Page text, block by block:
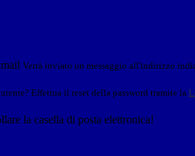
Verrà inviato un messaggio all'indirizzo
Effettua il reset della password tramite la
la casella di posta elettronica!